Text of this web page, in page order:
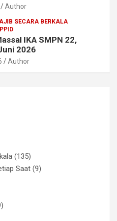
Author
SECARA BERKALA
PPID
IKA SMPN 22,
2026
Author
(135)
Saat (9)